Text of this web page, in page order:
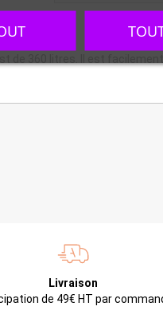
de 360 litres. Il est
Livraison
de 49€ HT par